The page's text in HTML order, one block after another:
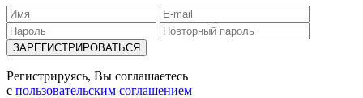
Регистрируясь, Вы соглашаетесь
с пользовательским соглашением